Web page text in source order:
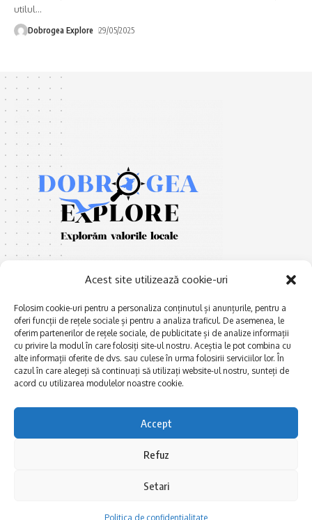
Acest site utilizează cookie-uri
Folosim cookie-uri pentru a personaliza conținutul și anunțurile, pentru a
oferi funcții de rețele sociale și pentru a analiza traficul. De asemenea, le
oferim partenerilor de rețele sociale, de publicitate și de analize informații
cu privire la modul în care folosiți site-ul nostru. Aceștia le pot combina cu
alte informații oferite de dvs. sau culese în urma folosirii serviciilor lor. În
cazul în care alegeți să continuați să utilizați website-ul nostru, sunteți de
acord cu utilizarea modulelor noastre cookie.
Accept
Refuz
Setari
Politica de confidentialitate
utilul…
Dobrogea Explore 29/05/2025
E xplorăm Dobrogea,
Explorăm valorile locale:
Deltă, Litoral, cele mai mari
lacuri, cele mai vechi orașe,
multe etnii, CELE MAI
Haideți în călătorie cu noi!
Afaceri și meșteșuguri
Actualitate
Dobrogea PE BUNE
Politica de confidentialitate